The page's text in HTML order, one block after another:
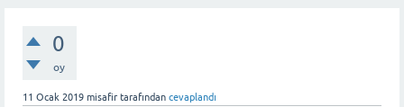
0
oy
11 Ocak 2019 misafir tarafından cevaplandı